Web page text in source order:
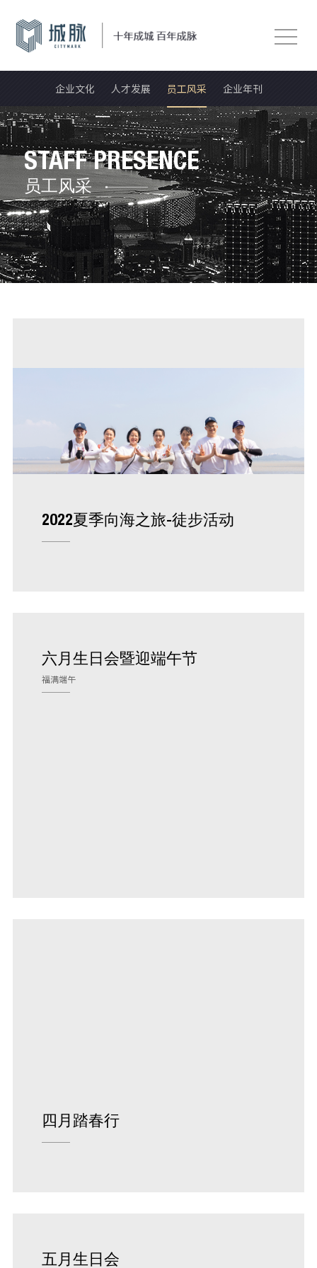
企业文化 人才发展 员工风采 企业年刊
STAFF PRESENCE
员工风采
2022夏季向海之旅-徒步活动
六月生日会暨迎端午节
福满端午
四月踏春行
五月生日会